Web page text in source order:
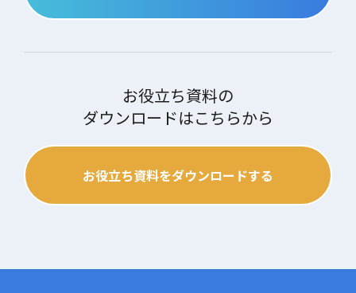
お役立ち資料の
ダウンロードはこちらから
お役立ち資料をダウンロードする